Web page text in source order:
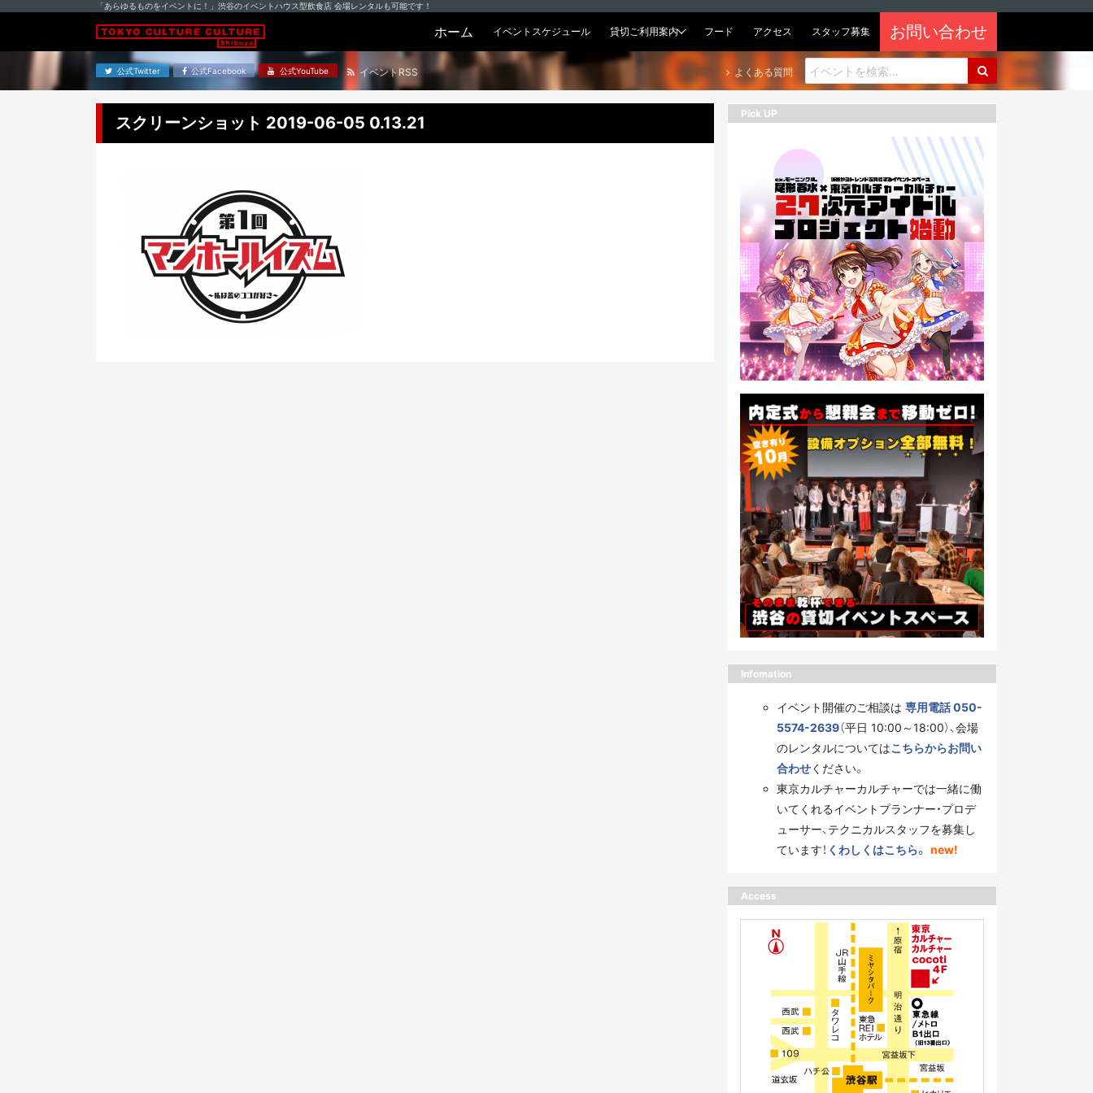
「あらゆるものをイベントに！」渋谷のイベントハウス型飲食店 会場レンタルも可能です！
ホーム イベントスケジュール 貸切ご利用案内 フード アクセス スタッフ募集 お問い合わせ
公式Twitter 公式Facebook 公式YouTube イベントRSS よくある質問
スクリーンショット 2019-06-05 0.13.21 Pick UP
Infomation
イベント開催のご相談は 専用電話 050-
5574-2639（平日 10:00～18:00）、会場
のレンタルについてはこちらからお問い
合わせください。
東京カルチャーカルチャーでは一緒に働
いてくれるイベントプランナー・プロデ
ューサー、テクニカルスタッフを募集し
ています！ くわしくはこちら。 new!
Access